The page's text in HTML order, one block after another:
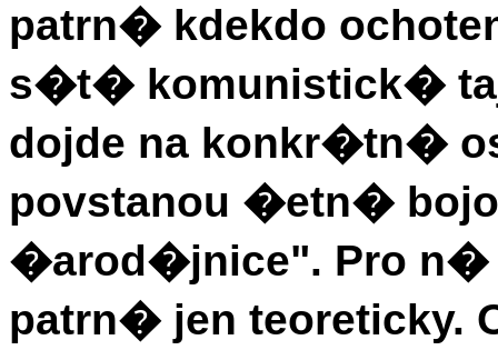
patrn� kdekdo
s�t� komunistick�
dojde na konkr�tn�
povstanou �etn�
�arod�jnice". Pro n�
patrn� jen teoreticky.